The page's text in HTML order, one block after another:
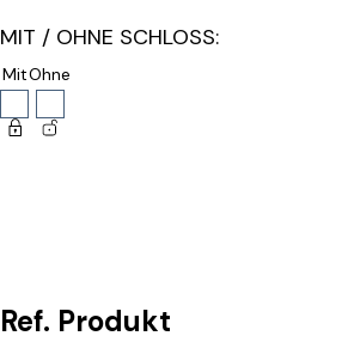
MIT / OHNE SCHLOSS:
MitOhne
Ref. Produkt